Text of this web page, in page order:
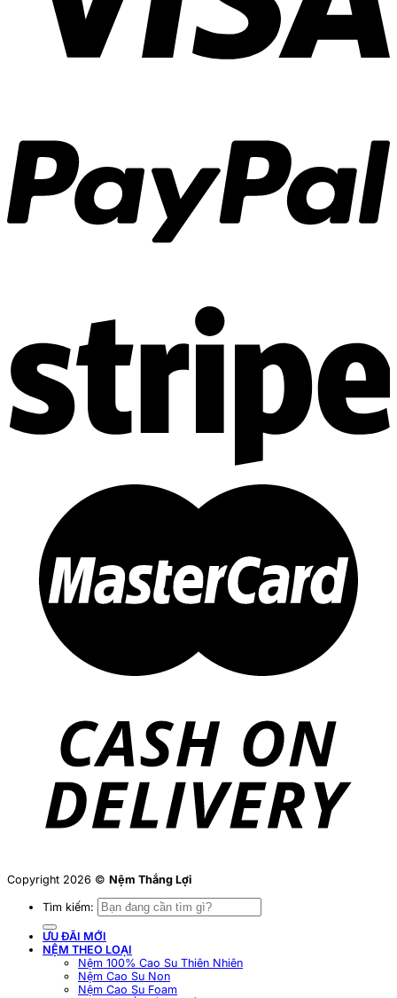
Copyright 2026 © Nệm Thắng Lợi
Tìm kiếm:
ƯU ĐÃI MỚI
NỆM THEO LOẠI
Nệm 100% Cao Su Thiên Nhiên
Nệm Cao Su Non
Nệm Cao Su Foam